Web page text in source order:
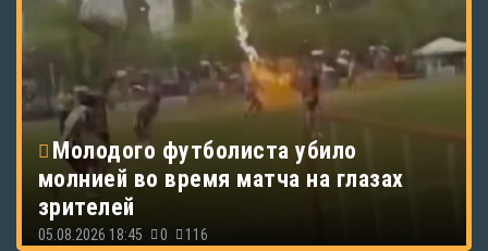
Молодого футболиста убило
молнией во время матча на глазах
зрителей
05.08.2026 18:45 0 116